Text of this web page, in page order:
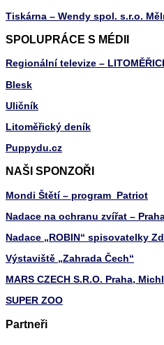
Tiskárna – Wendy spol. s.r.o.
SPOLUPRÁCE S MÉDII
Regionální televize –
Blesk
Uličník
Litoměřický deník
Puppydu.cz
NAŠI SPONZOŘI
Mondi Štětí – program Patriot
Nadace na ochranu zvířat –
Nadace „ROBIN“ spisovatelky
Výstaviště „Zahrada Čech“
MARS CZECH S.R.O. Praha,
SUPER ZOO
Partneři